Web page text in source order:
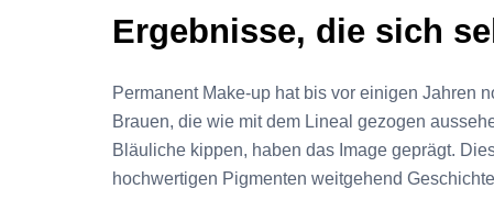
Ergebnisse, die sich
Permanent Make-up hat bis vor einigen Jahren
Brauen, die wie mit dem Lineal gezogen
Bläuliche kippen, haben das Image geprägt.
hochwertigen Pigmenten weitgehend